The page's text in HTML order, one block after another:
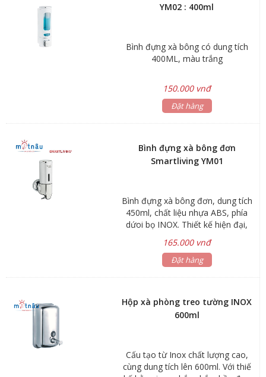
YM02 : 400ml
Bình đựng xà bông có dung tích
400ML, màu trắng
150.000 vnđ
Đặt hàng
Bình đựng xà bông đơn
Smartliving YM01
Bình đựng xà bông đơn, dung tích
450ml, chất liệu nhựa ABS, phía
dứoi bọ INOX. Thiết kế hiện đại,
165.000 vnđ
Đặt hàng
Hộp xà phòng treo tường INOX
600ml
Cấu tạo từ Inox chất lượng cao,
cùng dung tích lên 600ml. Với thiế